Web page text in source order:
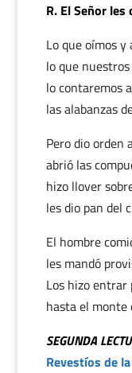
R. El Señor
Lo que oímos y
lo que
lo contaremos
las alabanzas
Pero dio orden
abrió las
hizo llover
les dio pan del
El hombre
les mandó
Los hizo
hasta el monte
SEGUNDA
Revestíos de